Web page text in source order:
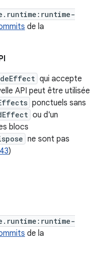
de la
qui accepte
API peut être utilisée
ponctuels sans
ou d'un
blocs
ne sont pas
)
de la